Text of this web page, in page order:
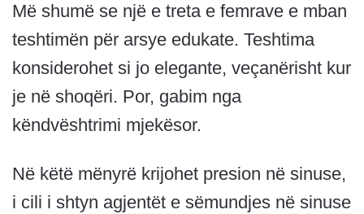
Më shumë se një e treta e femrave e mban
teshtimën për arsye edukate. Teshtima
konsiderohet si jo elegante, veçanërisht kur
je në shoqëri. Por, gabim nga
këndvështrimi mjekësor.
Në këtë mënyrë krijohet presion në sinuse,
i cili i shtyn agjentët e sëmundjes në sinuse